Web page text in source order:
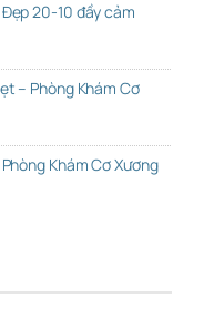
20-10 đầy cảm
– Phòng Khám Cơ
Khám Cơ Xương